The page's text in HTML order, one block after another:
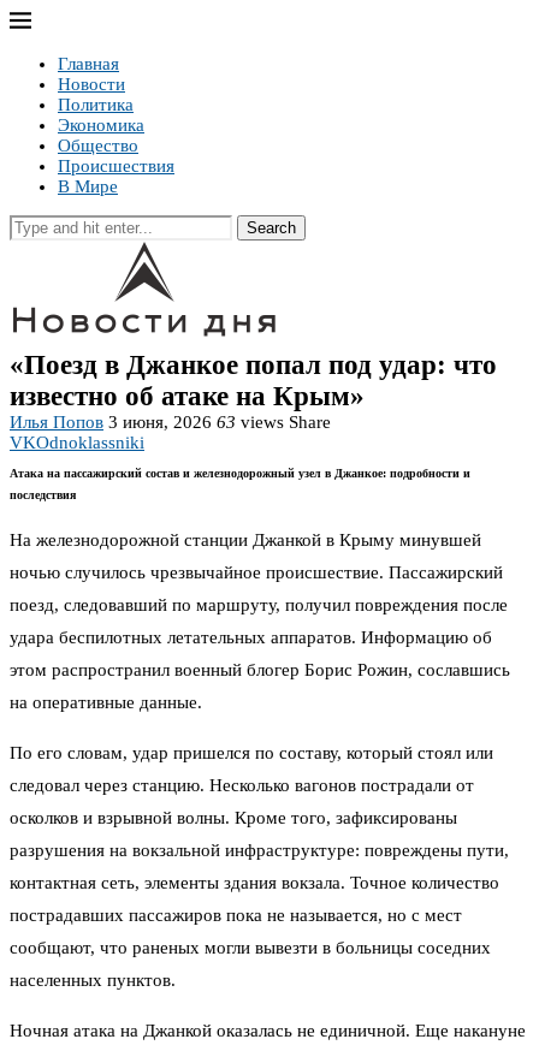
Главная
Новости
Политика
Экономика
Общество
Происшествия
В Мире
Search
«Поезд в Джанкое попал под удар: что
известно об атаке на Крым»
Илья Попов 3 июня, 2026 63 views Share
VKOdnoklassniki
Атака на пассажирский состав и железнодорожный узел в Джанкое: подробности и
последствия
На железнодорожной станции Джанкой в Крыму минувшей
ночью случилось чрезвычайное происшествие. Пассажирский
поезд, следовавший по маршруту, получил повреждения после
удара беспилотных летательных аппаратов. Информацию об
этом распространил военный блогер Борис Рожин, сославшись
на оперативные данные.
По его словам, удар пришелся по составу, который стоял или
следовал через станцию. Несколько вагонов пострадали от
осколков и взрывной волны. Кроме того, зафиксированы
разрушения на вокзальной инфраструктуре: повреждены пути,
контактная сеть, элементы здания вокзала. Точное количество
пострадавших пассажиров пока не называется, но с мест
сообщают, что раненых могли вывезти в больницы соседних
населенных пунктов.
Ночная атака на Джанкой оказалась не единичной. Еще накануне